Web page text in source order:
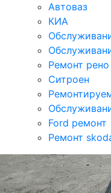
Автоваз
КИА
Ремонт рено
Ситроен
Ford ремонт
Ремонт